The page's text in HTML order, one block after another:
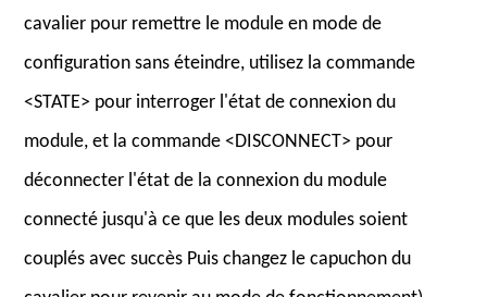
cavalier pour remettre le module en mode de
configuration sans éteindre, utilisez la commande
<STATE> pour interroger l'état de connexion du
module, et la commande <DISCONNECT> pour
déconnecter l'état de la connexion du module
connecté jusqu'à ce que les deux modules soient
couplés avec succès Puis changez le capuchon du